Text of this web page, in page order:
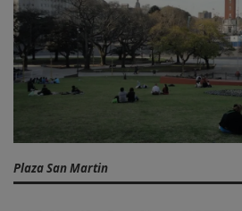
Plaza San Martin